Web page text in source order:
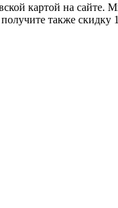
картой на сайте.
также скидку